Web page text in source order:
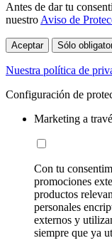
Antes de dar tu
nuestro Aviso de
Aceptar Sólo
Nuestra política de
Configuración de
Marketing a
Con tu
promociones
productos
personales
externos y
siempre que ya